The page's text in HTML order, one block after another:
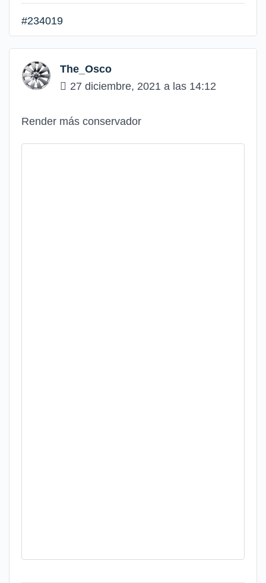
#234019
The_Osco
27 diciembre, 2021 a las 14:12
Render más conservador